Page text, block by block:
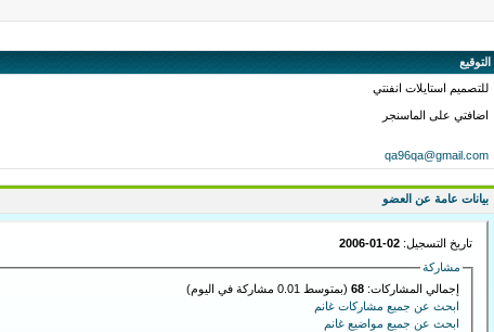
التوقيع
للتصميم استايلات انفنتي
اضافتي على الماسنجر
qa96qa@gmail.com
بيانات عامة عن العضو
تاريخ التسجيل: 02-01-2006
مشاركة
إجمالي المشاركات:68 (بمتوسط 0.01 مشاركة في اليوم)
ابحث عن جميع مشاركات غانم
ابحث عن جميع مواضيع غانم